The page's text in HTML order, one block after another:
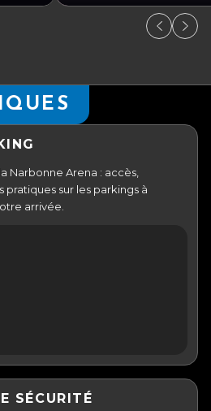
Narbonne Arena : accès,
sur les parkings à
arrivée.
SÉCURITÉ